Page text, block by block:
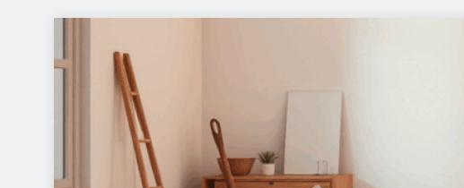
содержимому